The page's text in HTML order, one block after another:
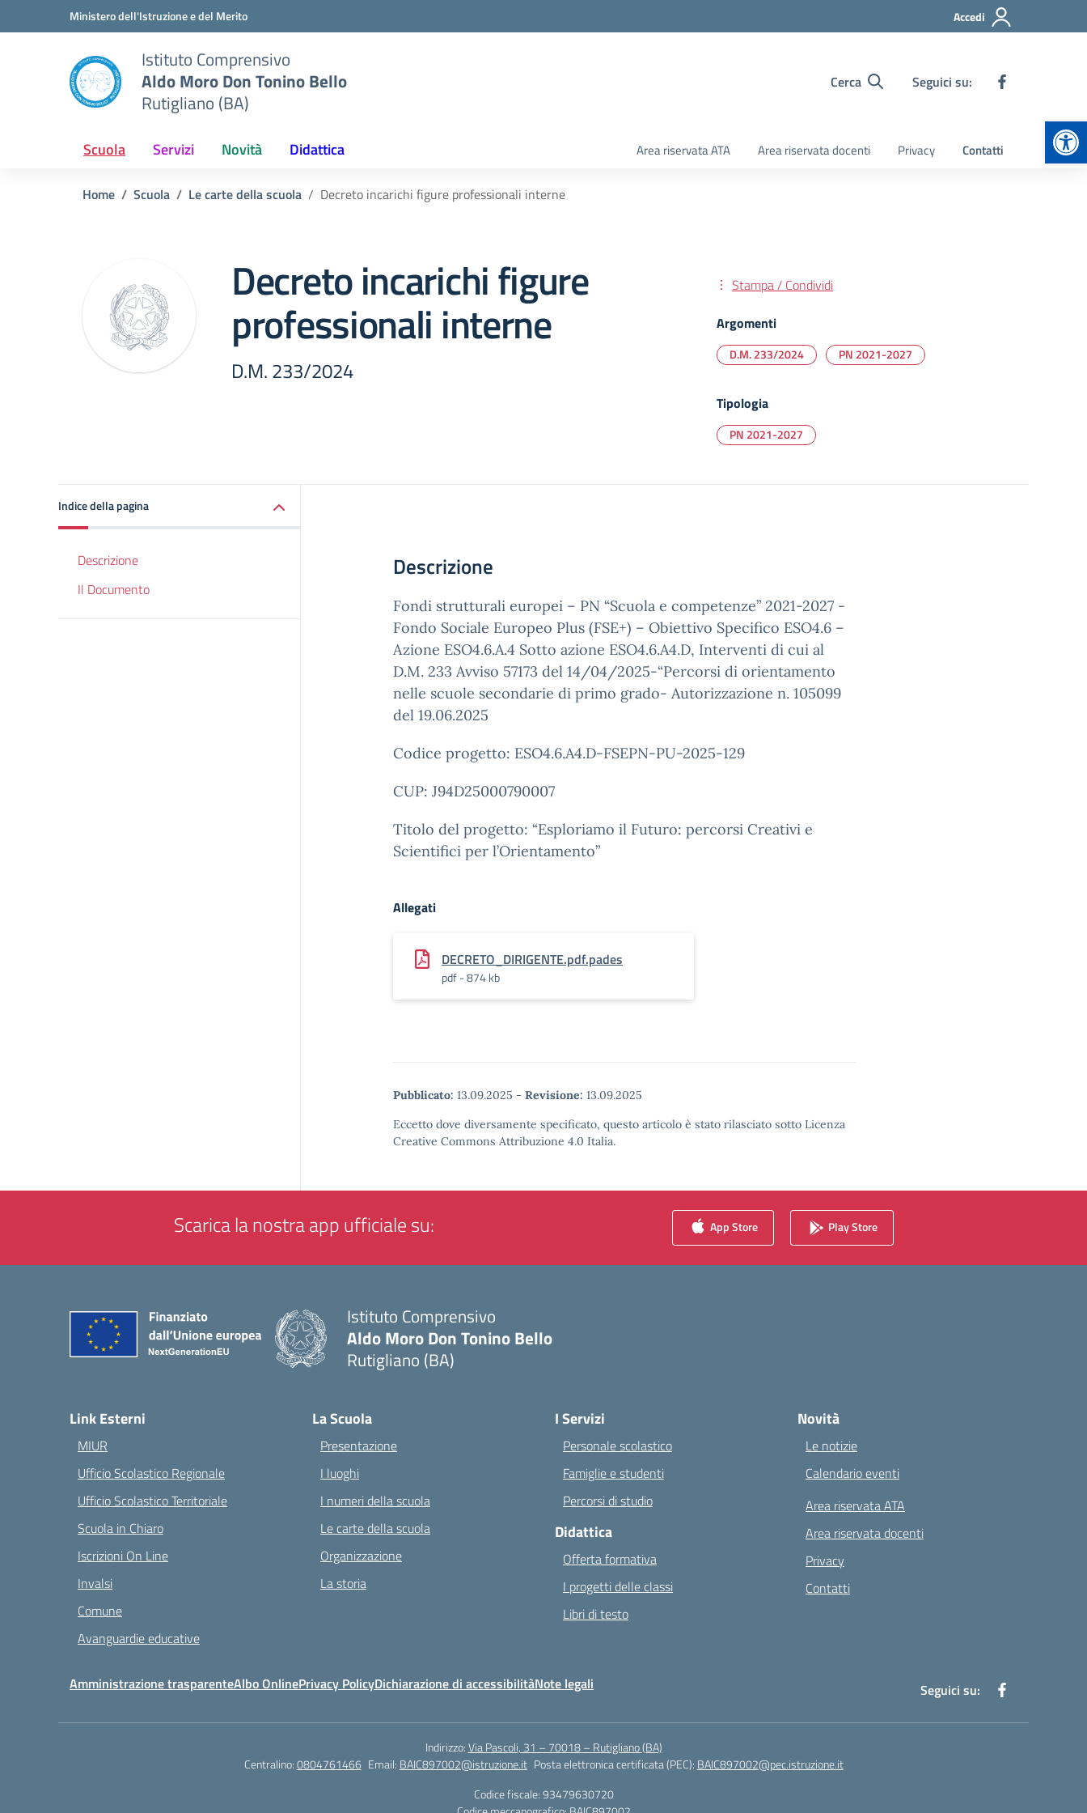
Vai ai contenuti
Vai al menu di navigazioneMinistero dell'Istruzione e del Merito Accedi
Istituto Comprensivo
Aldo Moro Don Tonino Bello
Rutigliano (BA)
Cerca Seguici su:
Scuola Servizi Novità Didattica Area riservata ATA Area riservata docenti Privacy Contatti
Home Scuola Le carte della scuola Decreto incarichi figure professionali interne
Decreto incarichi figure
professionali interne
D.M. 233/2024
Stampa / Condividi
Argomenti
D.M. 233/2024 PN 2021-2027
Tipologia
PN 2021-2027
Indice della pagina
Descrizione
Il Documento
Descrizione
Fondi strutturali europei – PN “Scuola e competenze” 2021-2027 -
Fondo Sociale Europeo Plus (FSE+) – Obiettivo Specifico ESO4.6 –
Azione ESO4.6.A.4 Sotto azione ESO4.6.A4.D, Interventi di cui al
D.M. 233 Avviso 57173 del 14/04/2025-“Percorsi di orientamento
nelle scuole secondarie di primo grado- Autorizzazione n. 105099
del 19.06.2025
Codice progetto: ESO4.6.A4.D-FSEPN-PU-2025-129
CUP: J94D25000790007
Titolo del progetto: “Esploriamo il Futuro: percorsi Creativi e
Scientifici per l’Orientamento”
Allegati
DECRETO_DIRIGENTE.pdf.pades
pdf - 874 kb
Pubblicato: 13.09.2025 - Revisione: 13.09.2025
Eccetto dove diversamente specificato, questo articolo è stato rilasciato sotto Licenza
Creative Commons Attribuzione 4.0 Italia.
Scarica la nostra app ufficiale su: App Store Play Store
Istituto Comprensivo
Aldo Moro Don Tonino Bello
Rutigliano (BA)
Link Esterni
MIUR
Ufficio Scolastico Regionale
Ufficio Scolastico Territoriale
Scuola in Chiaro
Iscrizioni On Line
Invalsi
Comune
Avanguardie educative
La Scuola
Presentazione
I luoghi
I numeri della scuola
Le carte della scuola
Organizzazione
La storia
I Servizi
Personale scolastico
Famiglie e studenti
Percorsi di studio
Didattica
Offerta formativa
I progetti delle classi
Libri di testo
Novità
Le notizie
Calendario eventi
Area riservata ATA
Area riservata docenti
Privacy
Contatti
Amministrazione trasparenteAlbo OnlinePrivacy PolicyDichiarazione di accessibilitàNote legali Seguici su:
Indirizzo:Via Pascoli, 31 – 70018 – Rutigliano (BA)
Centralino:0804761466 Email: BAIC897002@istruzione.it Posta elettronica certificata (PEC): BAIC897002@pec.istruzione.it
Codice fiscale: 93479630720